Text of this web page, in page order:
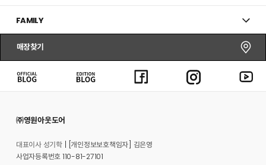
FAMILY
매장찾기
㈜영원아웃도어
대표이사 성기학
[개인정보보호책임자] 김은영
사업자등록번호 110-81-27101